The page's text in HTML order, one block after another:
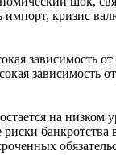
кризис
зависимость
зависимость
на низком
банкротства